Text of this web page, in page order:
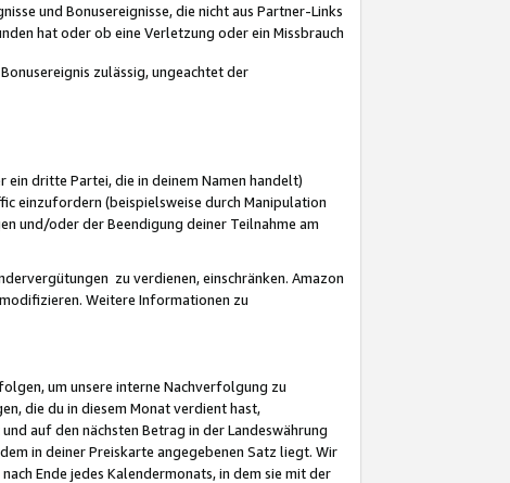
und Bonusereignisse, die nicht aus Partner-Links
hat oder ob eine Verletzung oder ein Missbrauch
zulässig, ungeachtet der
dritte Partei, die in deinem Namen handelt)
einzufordern (beispielsweise durch Manipulation
und/oder der Beendigung deiner Teilnahme am
zu verdienen, einschränken. Amazon
Weitere Informationen zu
um unsere interne Nachverfolgung zu
die du in diesem Monat verdient hast,
auf den nächsten Betrag in der Landeswährung
in deiner Preiskarte angegebenen Satz liegt. Wir
Ende jedes Kalendermonats, in dem sie mit der